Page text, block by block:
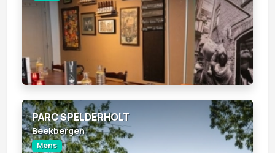
PARC SPELDERHOLT
Beekbergen
Mens